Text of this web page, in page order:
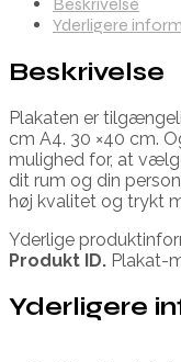
Beskrivelse
Yderligere
Beskrivelse
Plakaten er
cm A4. 30 ×40 cm.
mulighed for, at
dit rum og din
høj kvalitet og trykt
Yderlige
Produkt ID. Plakat-
Yderligere